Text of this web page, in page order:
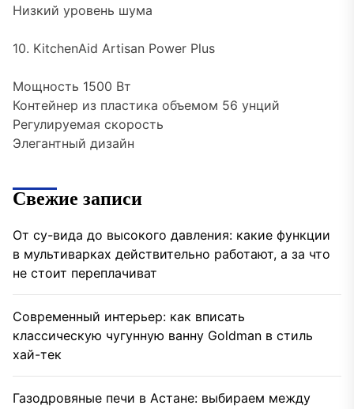
Низкий уровень шума
10. KitchenAid Artisan Power Plus
Мощность 1500 Вт
Контейнер из пластика объемом 56 унций
Регулируемая скорость
Элегантный дизайн
Свежие записи
От су-вида до высокого давления: какие функции
в мультиварках действительно работают, а за что
не стоит переплачиват
Современный интерьер: как вписать
классическую чугунную ванну Goldman в стиль
хай-тек
Газодровяные печи в Астане: выбираем между